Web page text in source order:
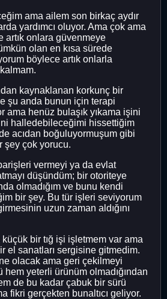
ama ailem son birkaç aydır
yardımcı oluyor. Ama çok ama
artık onlara güvenmeye
olan en kısa sürede
böylece artık onlarla
kaynaklanan korkunç bir
şu anda bunun için terapi
ama henüz bulaşık yıkama işini
halledebileceğimi hissettiğim
acıdan boğuluyormuşum gibi
şey çok yorucu.
vermeyi ya da evlat
düşündüm; bir otoriteye
olmadığım ve bunu kendi
bir şey. Bu tür işleri seviyorum
uzun zaman aldığını
bir tığ işi işletmem var ama
el sanatları sergisine gitmedim.
olacak ama geri çekilmeyi
yeterli ürünüm olmadığından
de bu kadar çabuk bir sürü
fikri gerçekten bunaltıcı geliyor.